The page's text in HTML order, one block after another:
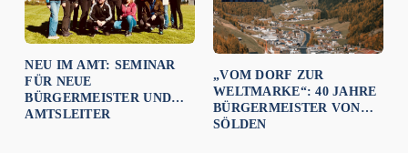
NEU IM AMT: SEMINAR
FÜR NEUE
BÜRGERMEISTER UND
AMTSLEITER
„VOM DORF ZUR
WELTMARKE“: 40 JAHRE
BÜRGERMEISTER VON
SÖLDEN